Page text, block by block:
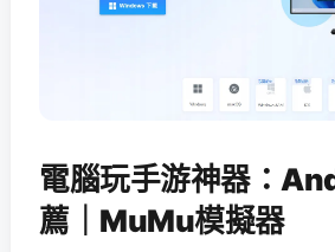
電腦玩手游神器：
薦｜MuMu模擬器